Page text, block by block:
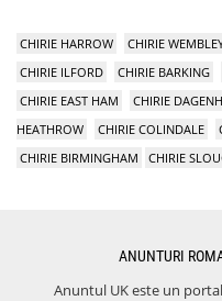
CHIRIE HARROW CHIRIE
CHIRIE ILFORD
CHIRIE BARKING
CHIRIE EAST HAM
CHIRIE
HEATHROW
CHIRIE COLINDALE
CHIRIE BIRMINGHAM
CHIRIE
ANUNTURI
Anuntul UK este un